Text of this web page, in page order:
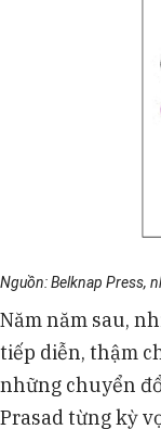
Nguồn: Belknap Press,
Năm năm sau,
tiếp diễn, thậm
những chuyển
Prasad từng kỳ